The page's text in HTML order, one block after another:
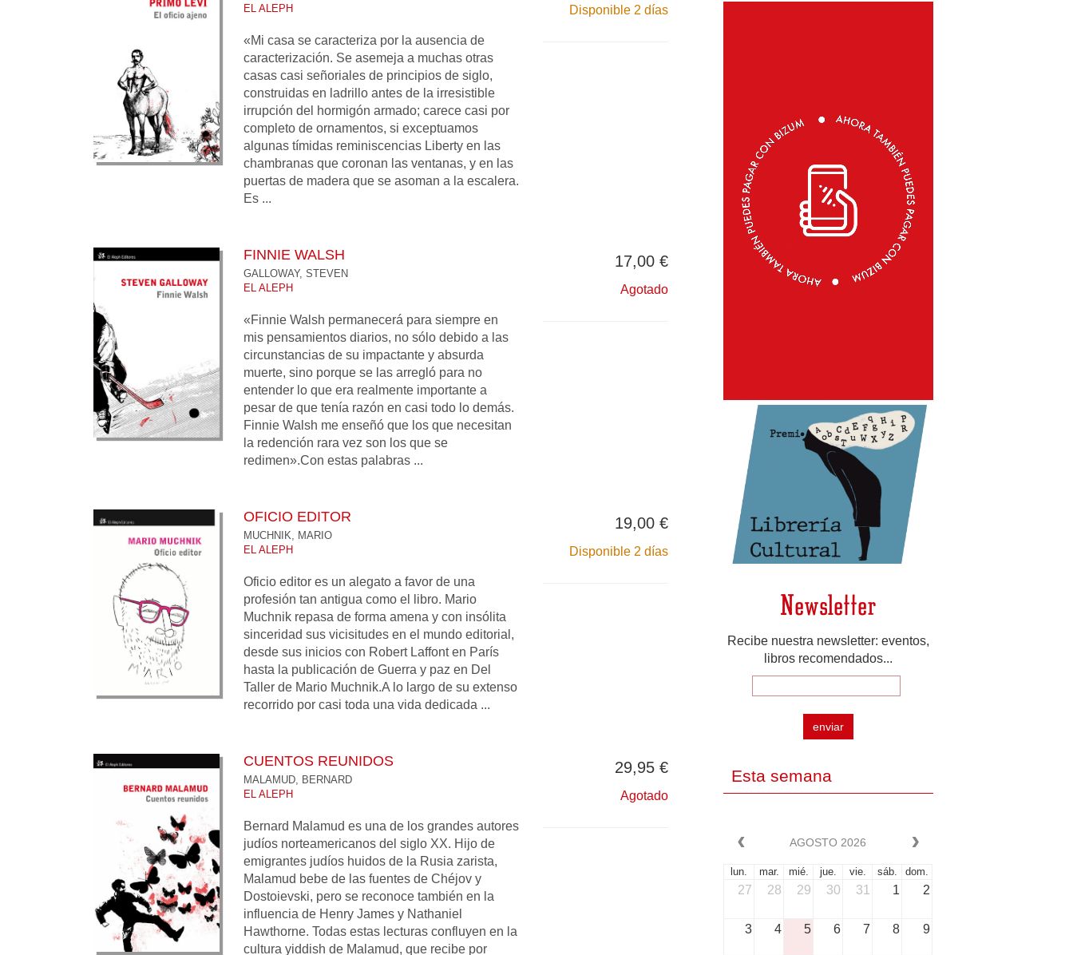
EL ALEPH
«Mi casa se caracteriza por la ausencia de
caracterización. Se asemeja a muchas otras
casas casi señoriales de principios de siglo,
construidas en ladrillo antes de la irresistible
irrupción del hormigón armado; carece casi por
completo de ornamentos, si exceptuamos
algunas tímidas reminiscencias Liberty en las
chambranas que coronan las ventanas, y en las
puertas de madera que se asoman a la escalera.
Es ...
Disponible 2 días
FINNIE WALSH
GALLOWAY, STEVEN
EL ALEPH
«Finnie Walsh permanecerá para siempre en
mis pensamientos diarios, no sólo debido a las
circunstancias de su impactante y absurda
muerte, sino porque se las arregló para no
entender lo que era realmente importante a
pesar de que tenía razón en casi todo lo demás.
Finnie Walsh me enseñó que los que necesitan
la redención rara vez son los que se
redimen».Con estas palabras ...
17,00 €
Agotado
OFICIO EDITOR
MUCHNIK, MARIO
EL ALEPH
Oficio editor es un alegato a favor de una
profesión tan antigua como el libro. Mario
Muchnik repasa de forma amena y con insólita
sinceridad sus vicisitudes en el mundo editorial,
desde sus inicios con Robert Laffont en París
hasta la publicación de Guerra y paz en Del
Taller de Mario Muchnik.A lo largo de su extenso
recorrido por casi toda una vida dedicada ...
19,00 €
Disponible 2 días
CUENTOS REUNIDOS
MALAMUD, BERNARD
EL ALEPH
Bernard Malamud es una de los grandes autores
judíos norteamericanos del siglo XX. Hijo de
emigrantes judíos huidos de la Rusia zarista,
Malamud bebe de las fuentes de Chéjov y
Dostoievski, pero se reconoce también en la
influencia de Henry James y Nathaniel
Hawthorne. Todas estas lecturas confluyen en la
cultura yiddish de Malamud, que recibe por
29,95 €
Agotado
Newsletter
Recibe nuestra newsletter: eventos,
libros recomendados...
enviar
Esta semana
AGOSTO 2026
lun. mar. mié. jue. vie. sáb. dom.
27 28 29 30 31 1 2
3 4 5 6 7 8 9